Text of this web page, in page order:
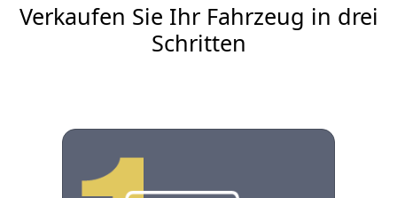
Verkaufen Sie Ihr Fahrzeug in drei
Schritten